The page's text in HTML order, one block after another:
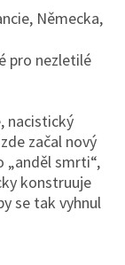
Německa,
pro nezletilé
nacistický
začal nový
„anděl smrti“,
konstruuje
se tak vyhnul